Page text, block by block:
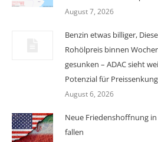
August 7, 2026
Benzin etwas billiger,
Rohölpreis binnen
gesunken – ADAC sieht
Potenzial für
August 6, 2026
Neue Friedenshoffnung
fallen